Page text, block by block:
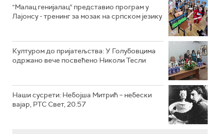
"Малац генијалац“ представио програм у
Лајонсу - тренинг за мозак на српском језику
Културом до пријатељства: У Голубовцима
одржано вече посвећено Николи Тесли
Наши сусрети: Небојша Митрић – небески
вајар, РТС Свет, 20.57